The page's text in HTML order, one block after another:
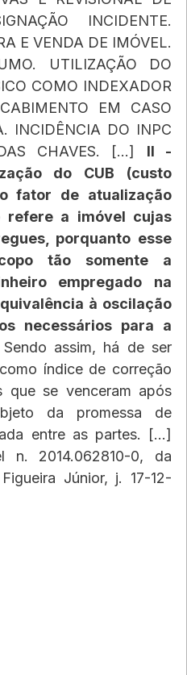
INCIDENTE.
E VENDA DE IMÓVEL.
UTILIZAÇÃO DO
COMO INDEXADOR
EM CASO
INCIDÊNCIA DO INPC
CHAVES. [...] II -
do CUB (custo
fator de atualização
refere a imóvel cujas
porquanto esse
tão somente a
empregado na
à oscilação
necessários para a
assim, há de ser
índice de correção
que se venceram após
da promessa de
entre as partes. [...]
n. 2014.062810-0, da
Júnior, j. 17-12-